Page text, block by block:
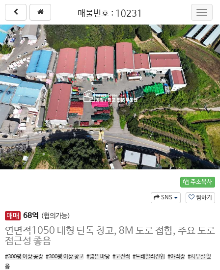
매물번호 : 10231
주소복사
찜하기
SNS
매매 68억 (협의가능)
연면적1050 대형 단독 창고, 8M 도로 접함, 주요 도로
접근성 좋음
#300평 이상 공장 #300평 이상 창고 #넓은 마당 #고전력 #트레일러진입 #야적장 #사무실 있
음